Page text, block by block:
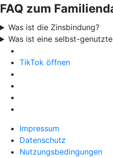
FAQ zum
Was ist die Zinsbindung?
Was ist eine selbst-
TikTok öffnen
Impressum
Datenschutz
Nutzungsbedingungen